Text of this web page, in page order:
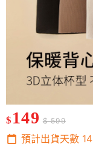
$ 149 $ 599
預計出貨天數 14